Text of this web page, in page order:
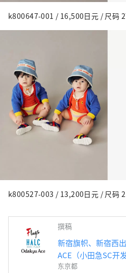
k800647-001 / 16,500日元 / 尺码
k800527-003 / 13,200日元 / 尺码
撰稿
新宿旗帜、新宿西
ACE（小田急SC开
东京都